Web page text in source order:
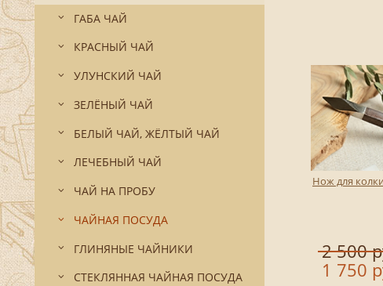
ГАБА ЧАЙ
КРАСНЫЙ ЧАЙ
УЛУНСКИЙ ЧАЙ
ЗЕЛЁНЫЙ ЧАЙ
БЕЛЫЙ ЧАЙ, ЖЁЛТЫЙ ЧАЙ
ЛЕЧЕБНЫЙ ЧАЙ
ЧАЙ НА ПРОБУ
ЧАЙНАЯ ПОСУДА
ГЛИНЯНЫЕ ЧАЙНИКИ
СТЕКЛЯННАЯ ЧАЙНАЯ ПОСУДА
Нож для
2 500
1 750